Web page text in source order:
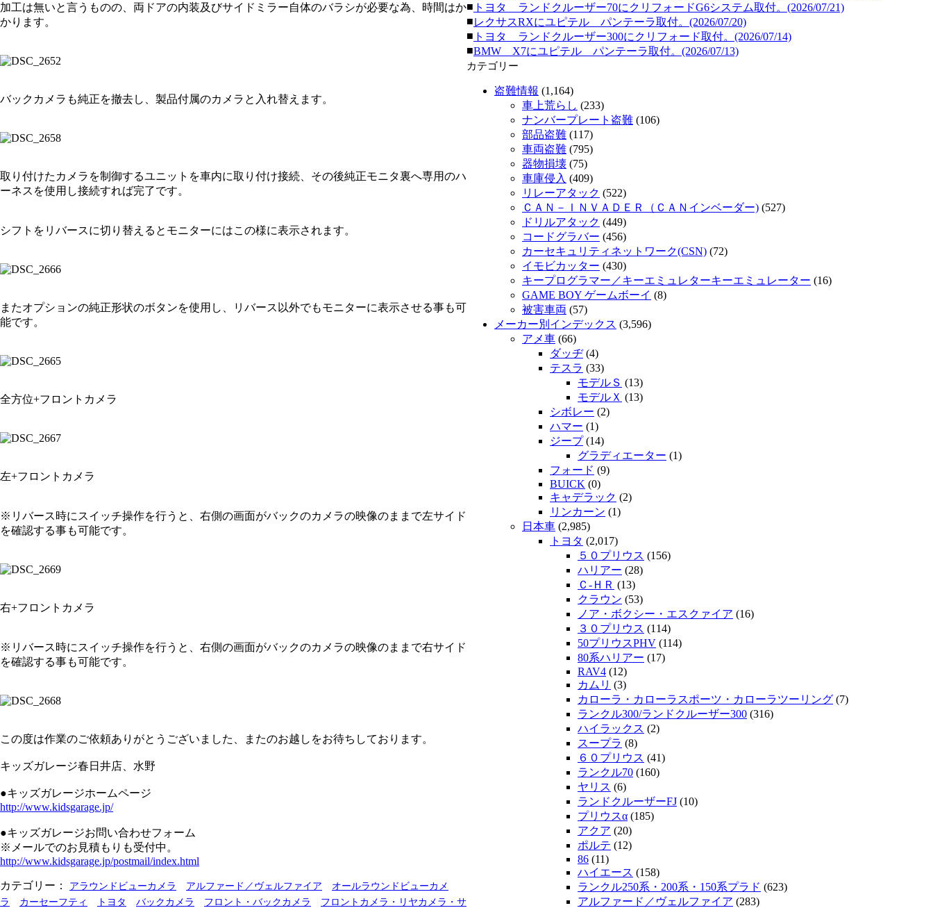
加工は無いと言うものの、両ドアの内装及びサイドミラー自体のバラシが必要な為、時間はか
かります。
バックカメラも純正を撤去し、製品付属のカメラと入れ替えます。
取り付けたカメラを制御するユニットを車内に取り付け接続、その後純正モニタ裏へ専用のハ
ーネスを使用し接続すれば完了です。
シフトをリバースに切り替えるとモニターにはこの様に表示されます。
またオプションの純正形状のボタンを使用し、リバース以外でもモニターに表示させる事も可
能です。
全方位+フロントカメラ
左+フロントカメラ
※リバース時にスイッチ操作を行うと、右側の画面がバックのカメラの映像のままで左サイド
を確認する事も可能です。
右+フロントカメラ
※リバース時にスイッチ操作を行うと、右側の画面がバックのカメラの映像のままで右サイド
を確認する事も可能です。
この度は作業のご依頼ありがとうございました、またのお越しをお待ちしております。
キッズガレージ春日井店、水野
●キッズガレージホームページ
http://www.kidsgarage.jp/
●キッズガレージお問い合わせフォーム
※メールでのお見積もりも受付中。
http://www.kidsgarage.jp/postmail/index.html
カテゴリー： アラウンドビューカメラ アルファード／ヴェルファイア
オールラウンドビューカメ
ラ
カーセーフティ トヨタ バックカメラ フロント・バックカメラ
フロントカメラ・リヤカメラ・サ
■ トヨタ ランドクルーザー70にクリフォードG6システム取付。(2026/07/21)
■レクサスRXにユピテル パンテーラ取付。(2026/07/20)
■ トヨタ ランドクルーザー300にクリフォード取付。(2026/07/14)
■BMW X7にユピテル パンテーラ取付。(2026/07/13)
カテゴリー
盗難情報 (1,164)
車上荒らし (233)
ナンバープレート盗難 (106)
部品盗難 (117)
車両盗難 (795)
器物損壊 (75)
車庫侵入 (409)
リレーアタック (522)
ＣＡＮ－ＩＮＶＡＤＥＲ（ＣＡＮインベーダー) (527)
ドリルアタック (449)
コードグラバー (456)
カーセキュリティネットワーク(CSN) (72)
イモビカッター (430)
キープログラマー／キーエミュレターキーエミュレーター (16)
GAME BOY ゲームボーイ (8)
被害車両 (57)
メーカー別インデックス (3,596)
アメ車 (66)
ダッヂ(4)
テスラ (33)
モデルＳ (13)
モデルＸ (13)
シボレー (2)
ハマー (1)
ジープ(14)
グラディエーター (1)
フォード (9)
BUICK (0)
キャデラック (2)
リンカーン (1)
日本車 (2,985)
トヨタ (2,017)
５０プリウス (156)
ハリアー (28)
Ｃ-ＨＲ (13)
クラウン (53)
ノア・ボクシー・エスクァイア (16)
３０プリウス (114)
50プリウスPHV (114)
80系ハリアー (17)
RAV4 (12)
カムリ (3)
カローラ・カローラスポーツ・カローラツーリング (7)
ランクル300/ランドクルーザー300 (316)
ハイラックス (2)
スープラ (8)
６０プリウス (41)
ランクル70 (160)
ヤリス (6)
ランドクルーザーFJ (10)
プリウスα (185)
アクア (20)
ポルテ (12)
86 (11)
ハイエース (158)
ランクル250系・200系・150系プラド (623)
アルファード／ヴェルファイア (283)